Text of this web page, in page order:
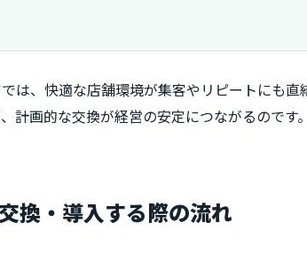
は、快適な店舗環境が集客やリピートにも直
計画的な交換が経営の安定につながるのです。
換・導入する際の流れ